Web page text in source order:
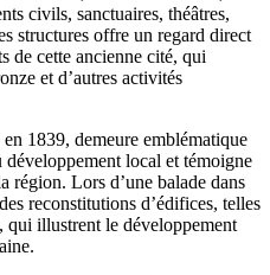
civils, sanctuaires, théâtres,
structures offre un regard direct
de cette ancienne cité, qui
et d’autres activités
1839, demeure emblématique
local et témoigne
région. Lors d’une balade dans
reconstitutions d’édifices, telles
qui illustrent le développement